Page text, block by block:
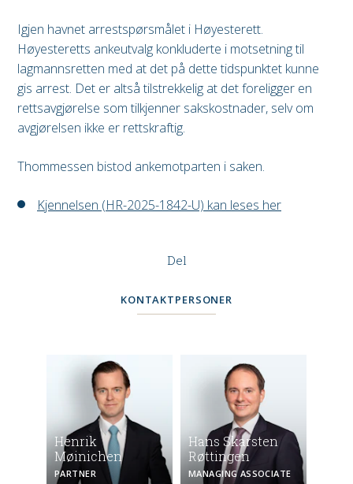
Igjen havnet arrestspørsmålet i Høyesterett.
Høyesteretts ankeutvalg konkluderte i motsetning til
lagmannsretten med at det på dette tidspunktet kunne
gis arrest. Det er altså tilstrekkelig at det foreligger en
rettsavgjørelse som tilkjenner sakskostnader, selv om
avgjørelsen ikke er rettskraftig.
Thommessen bistod ankemotparten i saken.
Kjennelsen (HR-2025-1842-U) kan leses her
Del
KONTAKTPERSONER
Henrik
Møinichen
PARTNER
Hans Skarsten
Røttingen
MANAGING ASSOCIATE